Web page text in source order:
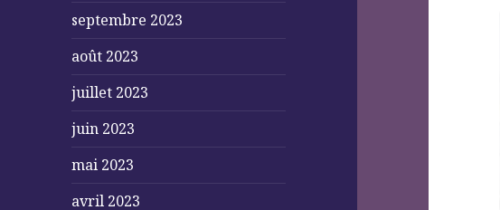
septembre 2023
août 2023
juillet 2023
juin 2023
mai 2023
avril 2023